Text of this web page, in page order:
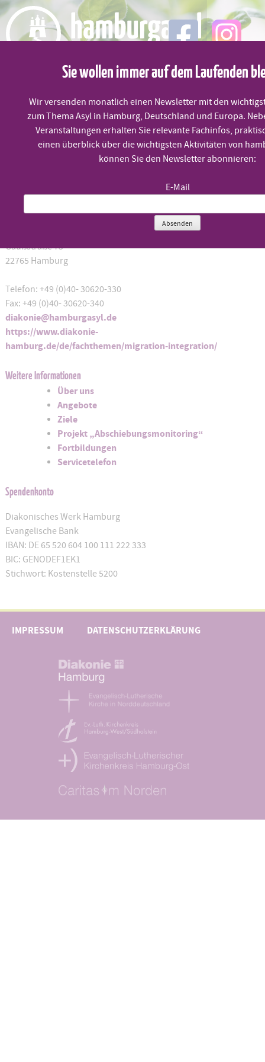
Skip
to
content
MENÜ
Diakonisches Werk Hamburg
Gaußstraße 75
22765 Hamburg
Telefon: +49 (0)40- 30620-330
Fax: +49 (0)40- 30620-340
diakonie@hamburgasyl.de
https://www.diakonie-
hamburg.de/de/fachthemen/migration-integration/
Weitere Informationen
Über uns
Angebote
Ziele
Projekt „Abschiebungsmonitoring“
Fortbildungen
Servicetelefon
Spendenkonto
Diakonisches Werk Hamburg
Evangelische Bank
IBAN: DE 65 520 604 100 111 222 333
BIC: GENODEF1EK1
Stichwort: Kostenstelle 5200
IMPRESSUM DATENSCHUTZERKLÄRUNG
Sie wollen immer auf dem Laufenden
Wir versenden monatlich einen Newsletter mit den
zum Thema Asyl in Hamburg, Deutschland und Europa.
Veranstaltungen erhalten Sie relevante Fachinfos,
einen überblick über die wichtigsten Aktivitäten von
können Sie den Newsletter abonnieren:
E-Mail
Absenden